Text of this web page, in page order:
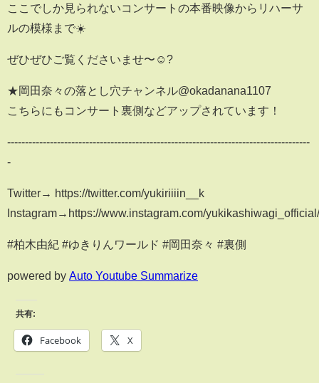
ここでしか見られないコンサートの本番映像からリハーサ
ルの模様まで☀️
ぜひぜひご覧くださいませ〜☺️?
★岡田奈々の落とし穴チャンネル@okadanana1107
こちらにもコンサート裏側などアップされています！
-------------------------------------------------------------------------------------
-
Twitter→ https://twitter.com/yukiriiiin__k
Instagram→https://www.instagram.com/yukikashiwagi_official/
#柏木由紀 #ゆきりんワールド #岡田奈々 #裏側
powered by Auto Youtube Summarize
共有:
Facebook X